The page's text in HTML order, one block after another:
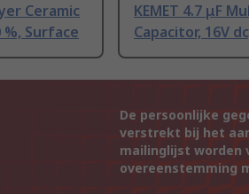
Ceramic
%, Surface
KEMET 4.7 μF
Capacitor, 16V
De persoonlijke
verstrekt bij het
mailinglijst worden
overeenstemming